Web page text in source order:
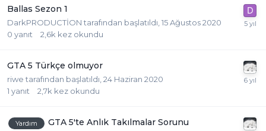
Ballas Sezon 1
DarkPRODUCTİON tarafından başlatıldı,15 Ağustos 2020
0 yanıt 2,6k kez okundu
GTA 5 Türkçe olmuyor
riwe tarafından başlatıldı,24 Haziran 2020
1 yanıt 2,7k kez okundu
Yardım GTA 5'te Anlık Takılmalar Sorunu